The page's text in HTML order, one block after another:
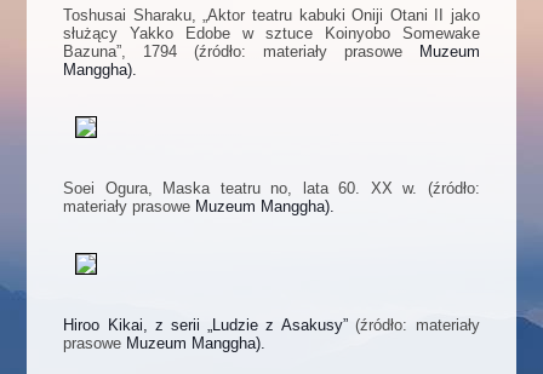
Toshusai Sharaku, „Aktor teatru kabuki Oniji Otani II jako
służący Yakko Edobe w sztuce Koinyobo Somewake
Bazuna”, 1794 (źródło: materiały prasowe Muzeum
Manggha).
Soei Ogura, Maska teatru no, lata 60. XX w. (źródło:
materiały prasowe Muzeum Manggha).
Hiroo Kikai, z serii „Ludzie z Asakusy”(źródło: materiały
prasowe Muzeum Manggha).